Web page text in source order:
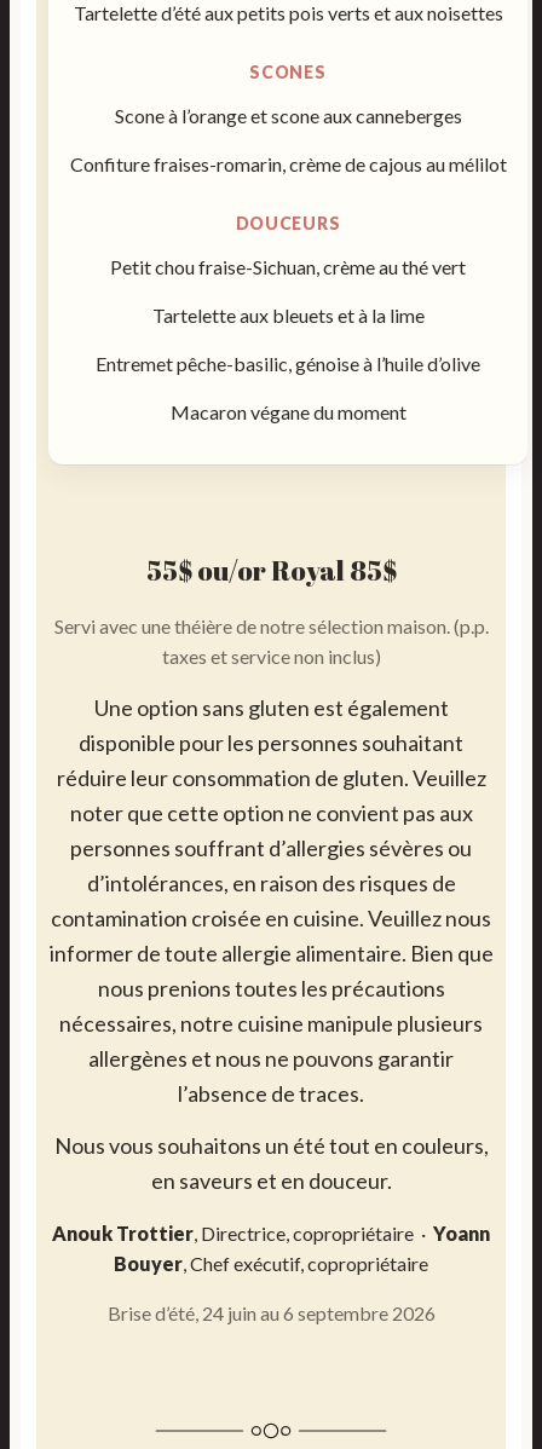
Tartelette d’été aux petits pois verts et aux noisettes
SCONES
Scone à l’orange et scone aux canneberges
Confiture fraises-romarin, crème de cajous au mélilot
DOUCEURS
Petit chou fraise-Sichuan, crème au thé vert
Tartelette aux bleuets et à la lime
Entremet pêche-basilic, génoise à l’huile d’olive
Macaron végane du moment
55$ ou/or Royal 85$
Servi avec une théière de notre sélection maison. (p.p.
taxes et service non inclus)
Une option sans gluten est également
disponible pour les personnes souhaitant
réduire leur consommation de gluten. Veuillez
noter que cette option ne convient pas aux
personnes souffrant d’allergies sévères ou
d’intolérances, en raison des risques de
contamination croisée en cuisine. Veuillez nous
informer de toute allergie alimentaire. Bien que
nous prenions toutes les précautions
nécessaires, notre cuisine manipule plusieurs
allergènes et nous ne pouvons garantir
l’absence de traces.
Nous vous souhaitons un été tout en couleurs,
en saveurs et en douceur.
Anouk Trottier, Directrice, copropriétaire · Yoann
Bouyer, Chef exécutif, copropriétaire
Brise d’été, 24 juin au 6 septembre 2026